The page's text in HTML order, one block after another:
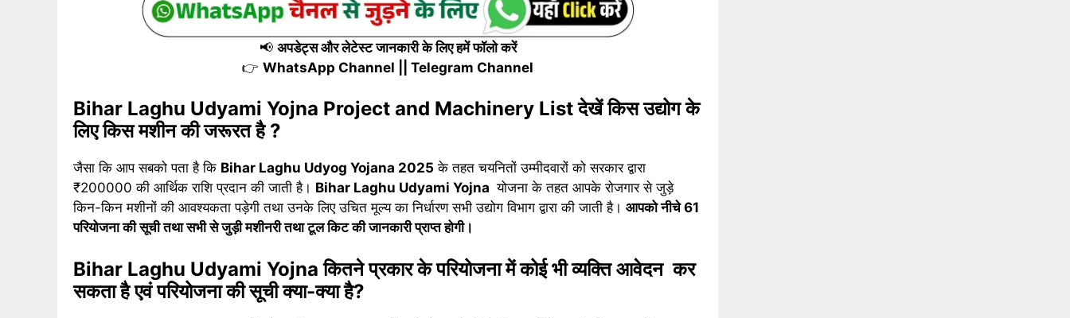
📢 अपडेट्स और लेटेस्ट जानकारी के लिए हमें फॉलो करें
👉 WhatsApp Channel Telegram Channel
Bihar Laghu Udyami Yojna Project and Machinery List देखें किस उद्योग के
लिए किस मशीन की जरूरत है ?
जैसा कि आप सबको पता है कि Bihar Laghu Udyog Yojana 2025 के तहत चयनितों उम्मीदवारों को सरकार द्वारा
₹200000 की आर्थिक राशि प्रदान की जाती है। Bihar Laghu Udyami Yojna योजना के तहत आपके रोजगार से जुड़े
किन-किन मशीनों की आवश्यकता पड़ेगी तथा उनके लिए उचित मूल्य का निर्धारण सभी उद्योग विभाग द्वारा की जाती है। आपको नीचे 61
परियोजना की सूची तथा सभी से जुड़ी मशीनरी तथा टूल किट की जानकारी प्राप्त होगी।
Bihar Laghu Udyami Yojna कितने प्रकार के परियोजना में कोई भी व्यक्ति आवेदन कर
सकता है एवं परियोजना की सूची क्या-क्या है?